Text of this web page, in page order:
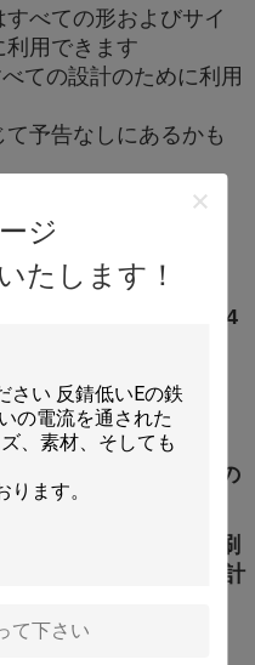
ジ
たします！
べての形およびサイ
利用できます
ての設計のために利用
予告なしにあるかも
とき、それは小さく
れたガラス強いおよそ4
抗のすばらしい性能
はドリル孔および他の
ん
イズされたロゴと印刷
スクリーニングと設計